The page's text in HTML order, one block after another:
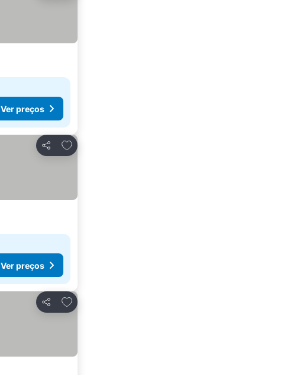
Ver preços
Partilhar
Adicionar aos favoritos
Ver preços
Partilhar
Adicionar aos favoritos